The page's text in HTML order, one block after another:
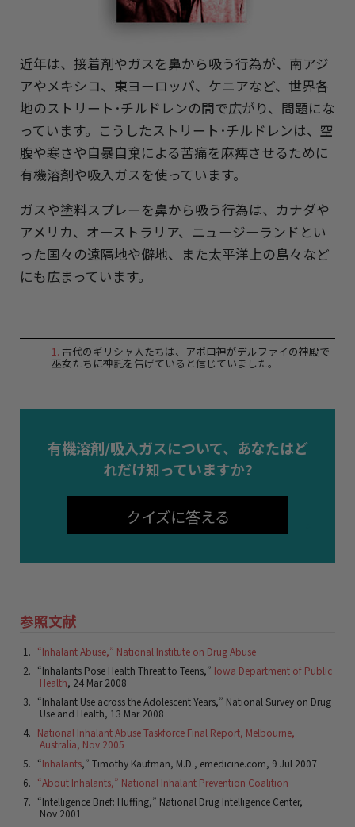
近年は、接着剤やガスを鼻から吸う行為が、南アジ
アやメキシコ、東ヨーロッパ、ケニアなど、世界各
地のストリート･チルドレンの間で広がり、問題にな
っています。こうしたストリート･チルドレンは、空
腹や寒さや自暴自棄による苦痛を麻痺させるために
有機溶剤や吸入ガスを使っています。
ガスや塗料スプレーを鼻から吸う行為は、カナダや
アメリカ、オーストラリア、ニュージーランドとい
った国々の遠隔地や僻地、また太平洋上の島々など
にも広まっています。
1. 古代のギリシャ人たちは、アポロ神がデルファイの神殿で
巫女たちに神託を告げていると信じていました。
有機溶剤/吸入ガスについて、あなたはど
れだけ知っていますか?
クイズに答える
参照文献
“Inhalant Abuse,” National Institute on Drug Abuse
“Inhalants Pose Health Threat to Teens,” Iowa Department of Public
Health, 24 Mar 2008
“Inhalant Use across the Adolescent Years,” National Survey on Drug
Use and Health, 13 Mar 2008
National Inhalant Abuse Taskforce Final Report, Melbourne,
Australia, Nov 2005
“Inhalants,” Timothy Kaufman, M.D., emedicine.com, 9 Jul 2007
“About Inhalants,” National Inhalant Prevention Coalition
“Intelligence Brief: Huffing,” National Drug Intelligence Center,
Nov 2001